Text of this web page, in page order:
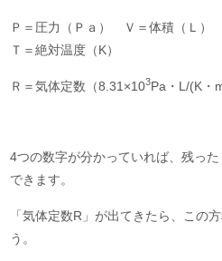
Ｐ＝圧力（Ｐａ） Ｖ＝体積（
Ｔ＝絶対温度（K）
Ｒ＝気体定数（8.31×103Pa・L/(K・
4つの数字が分かっていれば、残っ
できます。
「気体定数R」が出てきたら、この
う。